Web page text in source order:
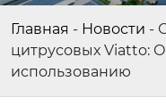
Главная - Новости -
цитрусовых Viatto:
использованию